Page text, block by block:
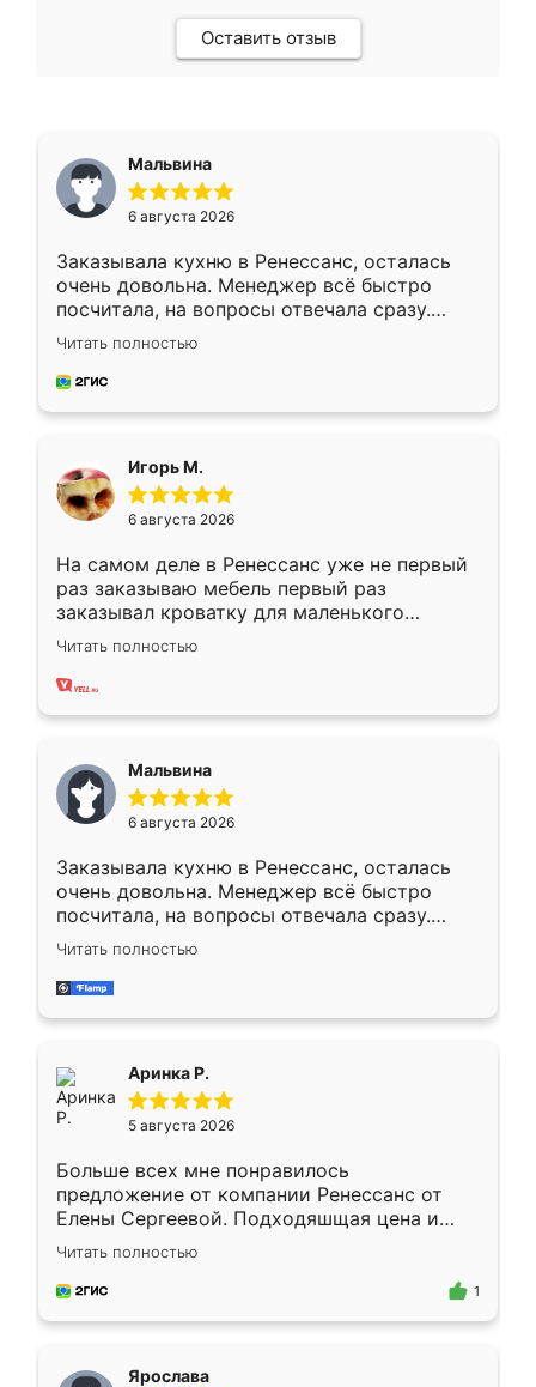
Оставить отзыв
Мальвина
6 августа 2026
Заказывала кухню в Ренессанс, осталась
очень довольна. Менеджер всё быстро
посчитала, на вопросы отвечала сразу.
Замерщик приехал в субботу, подошёл к
делу со всей ответственностью. Собрали
за день, ребята работали аккуратно, даже
Читать полностью
Игорь М.
6 августа 2026
На самом деле в Ренессанс уже не первый
раз заказываю мебель первый раз
заказывал кроватку для маленького
ребёнка при его рождении ,во второй раз
заказал шкаф-купе. По качеству очень
хорошее сборка достаточно быстрая,
меньше, здесь же он более разнообразный.
Мне нравится ,если что-то потребуется из
мебели буду заказывать только здесь.
Читать полностью
Мальвина
6 августа 2026
Заказывала кухню в Ренессанс, осталась
очень довольна. Менеджер всё быстро
посчитала, на вопросы отвечала сразу.
Замерщик приехал в субботу, подошёл к
делу со всей ответственностью. Собрали
за день, ребята работали аккуратно, даже
Читать полностью
Аринка Р.
5 августа 2026
Больше всех мне понравилось
предложение от компании Ренессанс от
Елены Сергеевой. Подходяшщая цена и
короткие сроки изготовления. Приехавший
для замера сотрудник Владислав
предложил по моему эскизу самый
Читать полностью
1
Ярослава